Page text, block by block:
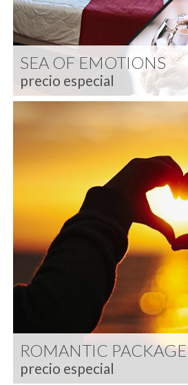
SEA OF EMOTIONS
precio especial
ROMANTIC PACKAGE
precio especial